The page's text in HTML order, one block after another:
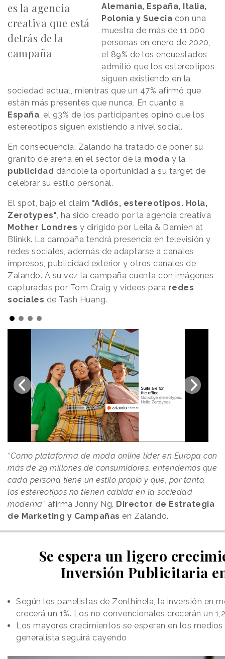
es la agencia
creativa que está
detrás de la
campaña
Alemania, España, Italia,
Polonia y Suecia con una
muestra de más de 11.000
personas en enero de 2020,
el 89% de los encuestados
admitió que los estereotipos
siguen existiendo en la
sociedad actual, mientras que un 47% afirmó que
están más presentes que nunca. En cuanto a
España, el 93% de los participantes opinó que los
estereotipos siguen existiendo a nivel social.
En consecuencia, Zalando ha tratado de poner su
granito de arena en el sector de la moda y la
publicidad dándole la oportunidad a su target de
celebrar su estilo personal.
El spot, bajo el claim "Adiós, estereotipos. Hola,
Zerotypes", ha sido creado por la agencia creativa
Mother Londres y dirigido por Leila & Damien at
Blinkk. La campaña tendrá presencia en televisión y
redes sociales, además de adaptarse a canales
impresos, publicidad exterior y otros canales de
Zalando. A su vez la campaña cuenta con imágenes
capturadas por Tom Craig y vídeos para redes
sociales de Tash Huang.
“Como plataforma de moda online líder en Europa con
más de 29 millones de consumidores, entendemos que
cada persona tiene un estilo propio y que, por tanto,
los estereotipos no tienen cabida en la sociedad
moderna”afirma Jonny Ng, Director de Estrategia
de Marketing y Campañas en Zalando.
Se espera un ligero
Inversión Publicitaria
Según los panelistas de Zenthinela, la inversión en
crecerá un 1%. Los no convencionales crecerán un
Los mayores crecimientos se esperan en los
generalista seguirá cayendo